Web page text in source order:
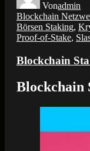
Vonadmin
Blockchain
Börsen Staking,
Proof-of-Stake,
Blockchain
Blockchain